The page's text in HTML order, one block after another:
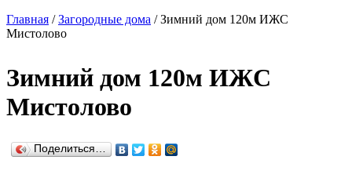
Главная / Загородные дома /Зимний дом 120м ИЖС
Мистолово
Зимний дом 120м ИЖС
Мистолово
Поделиться…